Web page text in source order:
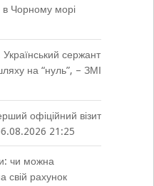
в Чорному морі
Український сержант
на “нуль”, – ЗМІ
офіційний візит
21:25
чи можна
свій рахунок